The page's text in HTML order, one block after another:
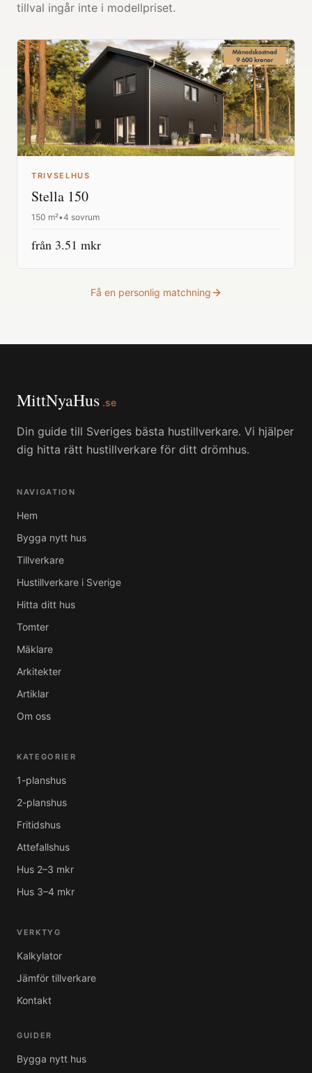
tillval ingår inte i modellpriset.
TRIVSELHUS
Stella 150
150 m²•4 sovrum
från 3.51 mkr
Få en personlig matchning
MittNyaHus .se
Din guide till Sveriges bästa hustillverkare. Vi hjälper
dig hitta rätt hustillverkare för ditt drömhus.
NAVIGATION
Hem
Bygga nytt hus
Tillverkare
Hustillverkare i Sverige
Hitta ditt hus
Tomter
Mäklare
Arkitekter
Artiklar
Om oss
KATEGORIER
1-planshus
2-planshus
Fritidshus
Attefallshus
Hus 2–3 mkr
Hus 3–4 mkr
VERKTYG
Kalkylator
Jämför tillverkare
Kontakt
GUIDER
Bygga nytt hus